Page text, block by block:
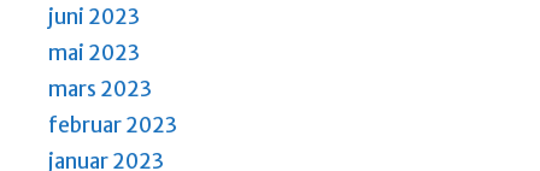
juni 2023
mai 2023
mars 2023
februar 2023
januar 2023